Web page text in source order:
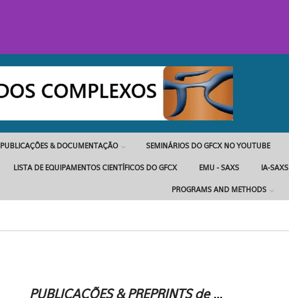
PUBLICAÇÕES & DOCUMENTAÇÃO SEMINÁRIOS DO GFCX NO YOUTUBE
LISTA DE EQUIPAMENTOS CIENTÍFICOS DO GFCX EMU - SAXS IA-SAXS
PROGRAMS AND METHODS
PUBLICAÇÕES & PREPRINTS de ...